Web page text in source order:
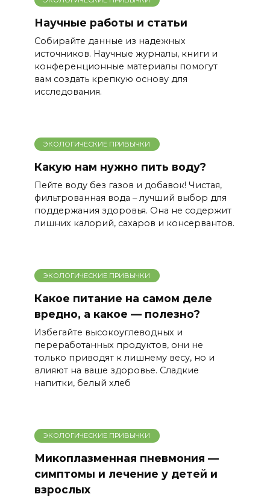
Научные работы и статьи
Собирайте данные из надежных
источников. Научные журналы, книги и
конференционные материалы помогут
вам создать крепкую основу для
исследования.
ЭКОЛОГИЧЕСКИЕ ПРИВЫЧКИ
Какую нам нужно пить воду?
Пейте воду без газов и добавок! Чистая,
фильтрованная вода – лучший выбор для
поддержания здоровья. Она не содержит
лишних калорий, сахаров и консервантов.
ЭКОЛОГИЧЕСКИЕ ПРИВЫЧКИ
Какое питание на самом деле
вредно, а какое — полезно?
Избегайте высокоуглеводных и
переработанных продуктов, они не
только приводят к лишнему весу, но и
влияют на ваше здоровье. Сладкие
напитки, белый хлеб
ЭКОЛОГИЧЕСКИЕ ПРИВЫЧКИ
Микоплазменная пневмония —
симптомы и лечение у детей и
взрослых